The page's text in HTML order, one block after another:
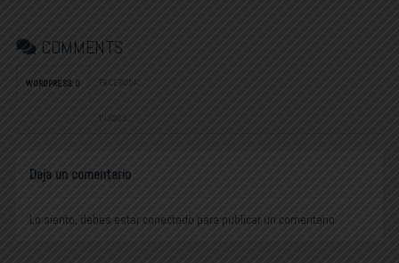
COMMENTS
WORDPRESS: 0 FACEBOOK:
DISQUS:
Deja un comentario
Lo siento, debes estar conectado para publicar un comentario.